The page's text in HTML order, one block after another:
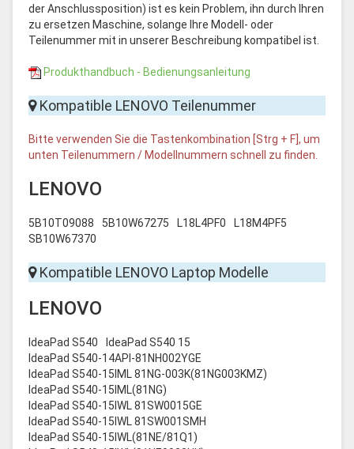
der Anschlussposition) ist es kein Problem, ihn durch Ihren
zu ersetzen Maschine, solange Ihre Modell- oder
Teilenummer mit in unserer Beschreibung kompatibel ist.
Produkthandbuch - Bedienungsanleitung
Kompatible LENOVO Teilenummer
Bitte verwenden Sie die Tastenkombination [Strg + F], um
unten Teilenummern / Modellnummern schnell zu finden.
LENOVO
5B10T09088 5B10W67275 L18L4PF0
L18M4PF5
SB10W67370
Kompatible LENOVO Laptop Modelle
LENOVO
IdeaPad S540
IdeaPad S540 15
IdeaPad S540-14API-81NH002YGE
IdeaPad S540-15IML 81NG-003K(81NG003KMZ)
IdeaPad S540-15IML(81NG)
IdeaPad S540-15IWL 81SW0015GE
IdeaPad S540-15IWL 81SW001SMH
IdeaPad S540-15IWL(81NE/81Q1)